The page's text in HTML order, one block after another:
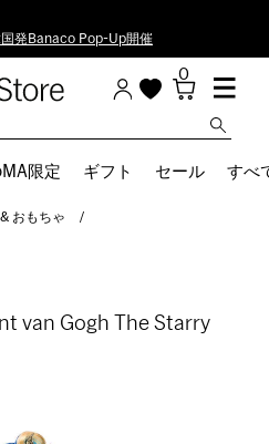
発Banaco Pop-Up開催
0
限定 ギフト セール すべ
おもちゃ
van Gogh The Starry